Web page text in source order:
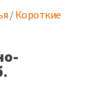
/Короткие